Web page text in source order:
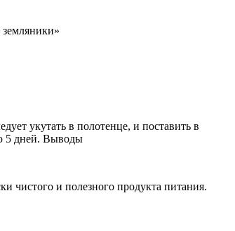
укутать в полотенце, и поставить в
5 дней. Выводы
чистого и полезного продукта питания.